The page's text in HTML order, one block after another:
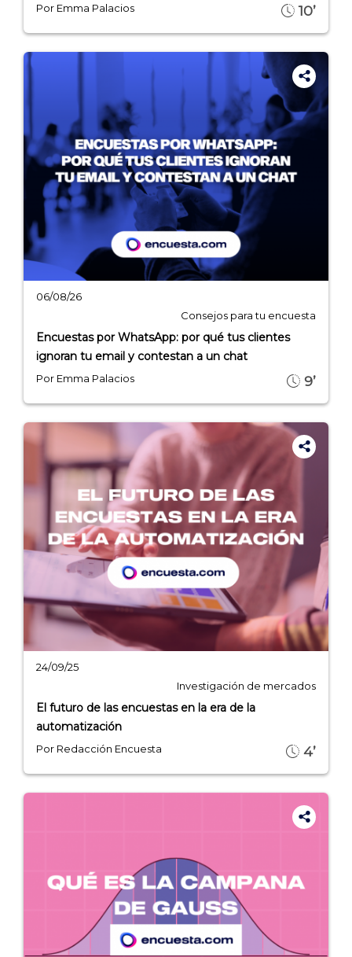
CÓMO FUNCIONA
PRECIOS
ACCEDER →
Por Emma Palacios 10’
06/08/26
Consejos para tu encuesta
Encuestas por WhatsApp: por qué tus clientes
ignoran tu email y contestan a un chat
Por Emma Palacios 9’
24/09/25
Investigación de mercados
El futuro de las encuestas en la era de la
automatización
Por Redacción Encuesta 4’